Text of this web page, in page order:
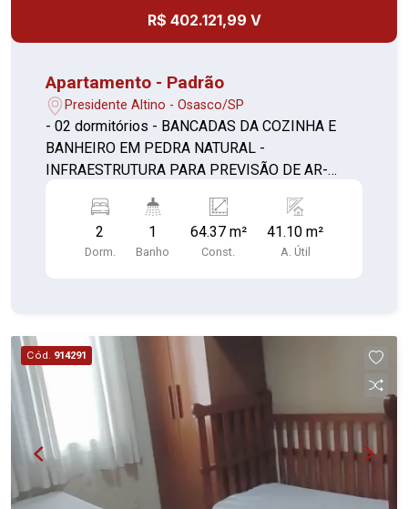
R$ 402.121,99 V
Apartamento - Padrão
Presidente Altino - Osasco/SP
- 02 dormitórios - BANCADAS DA COZINHA E
BANHEIRO EM PEDRA NATURAL -
INFRAESTRUTURA PARA PREVISÃO DE AR-
- SALA E TERRAÇO NIVELADOS - CAIXILHO
COM PERSIANA DE ENROLAR EM TODOS OS
DORMITÓRIOS - CAIXILHARIA DA SALA DE
2
Dorm.
1
Banho
64.37 m²
Const.
41.10 m²
A. Útil
Cód. 914291